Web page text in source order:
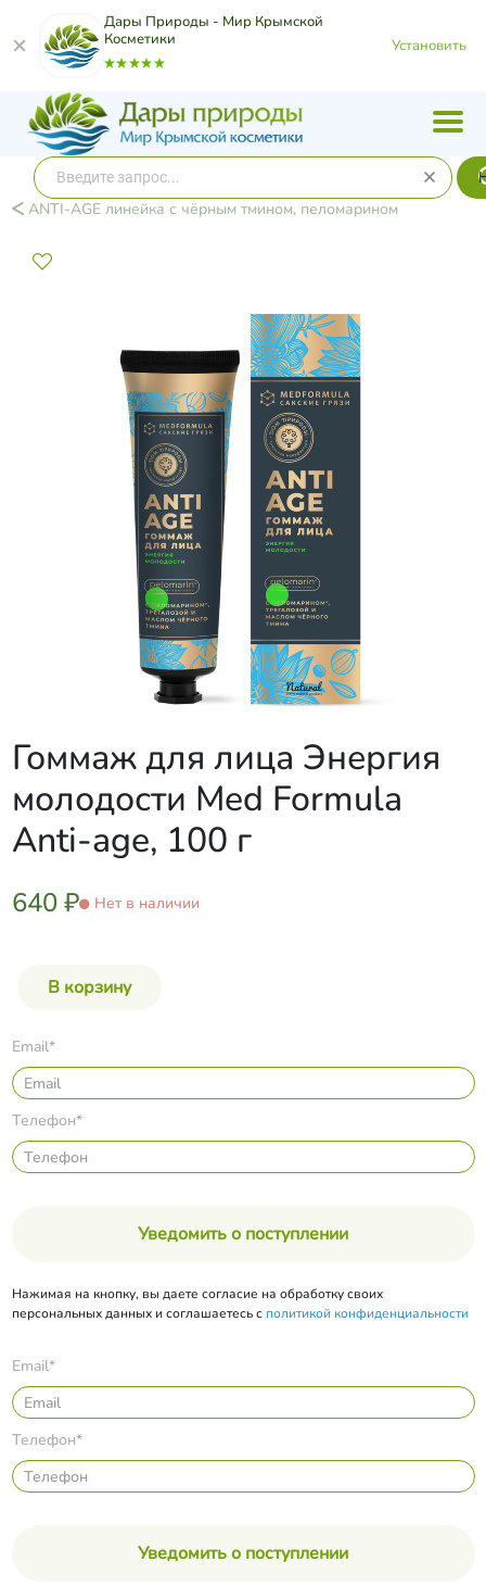
Дары Природы - Мир Крымской
Косметики
Установить
ANTI-AGE линейка с чёрным тмином, пеломарином
Гоммаж для лица Энергия
молодости Med Formula
Anti-age, 100 г
640 ₽ Нет в наличии
Email*
Телефон*
Уведомить о поступлении
Нажимая на кнопку, вы даете согласие на обработку своих
персональных данных и соглашаетесь с политикой конфиденциальности
Email*
Телефон*
Уведомить о поступлении